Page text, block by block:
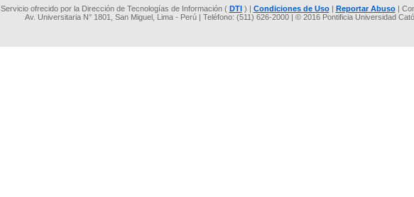
Servicio ofrecido por la Dirección de Tecnologías de Información ( DTI) | Condiciones de Uso| Reportar Abuso|
Av. Universitaria N° 1801, San Miguel, Lima - Perú | Teléfono: (511) 626-2000 | © 2016 Pontificia Universidad